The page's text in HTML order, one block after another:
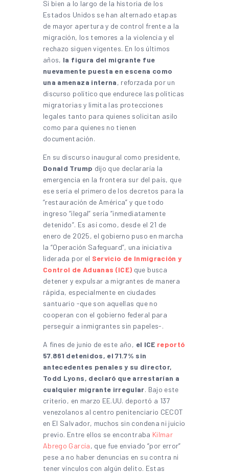
Si bien a lo largo de la historia de los
Estados Unidos se han alternado etapas
de mayor apertura y de control frente a la
migración, los temores a la violencia y el
rechazo siguen vigentes. En los últimos
años, la figura del migrante fue
nuevamente puesta en escena como
una amenaza interna, reforzada por un
discurso político que endurece las políticas
migratorias y limita las protecciones
legales tanto para quienes solicitan asilo
como para quienes no tienen
documentación.
En su discurso inaugural como presidente,
Donald Trump dijo que declararía la
emergencia en la frontera sur del país, que
ese sería el primero de los decretos para la
“restauración de América” y que todo
ingreso “ilegal” sería “inmediatamente
detenido”. Es así como, desde el 21 de
enero de 2025, el gobierno puso en marcha
la “Operación Safeguard”, una iniciativa
liderada por el Servicio de Inmigración y
Control de Aduanas (ICE) que busca
detener y expulsar a migrantes de manera
rápida, especialmente en ciudades
santuario -que son aquellas que no
cooperan con el gobierno federal para
perseguir a inmigrantes sin papeles-.
A fines de junio de este año, el ICE reportó
57.861 detenidos, el 71.7% sin
antecedentes penales y su director,
Todd Lyons, declaró que arrestarían a
cualquier migrante irregular. Bajo este
criterio, en marzo EE.UU. deportó a 137
venezolanos al centro penitenciario CECOT
en El Salvador, muchos sin condena ni juicio
previo. Entre ellos se encontraba Kilmar
Abrego García, que fue enviado “por error”
pese a no haber denuncias en su contra ni
tener vínculos con algún delito. Estas